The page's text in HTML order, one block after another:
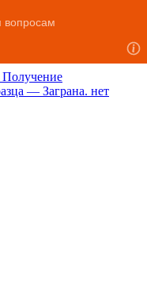
Получение
— Заграна. нет